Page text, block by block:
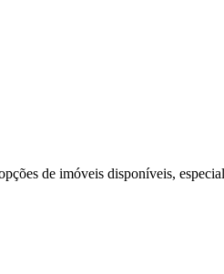
de imóveis disponíveis,